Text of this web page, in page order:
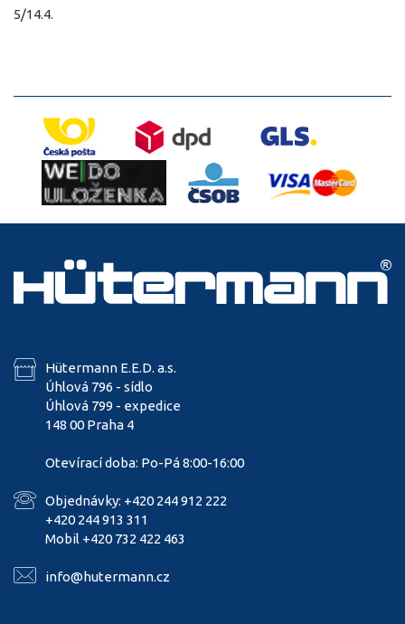
5/14.4.
Hütermann E.E.D. a.s.
Úhlová 796 - sídlo
Úhlová 799 - expedice
148 00 Praha 4
Otevírací doba: Po-Pá 8:00-16:00
Objednávky: +420 244 912 222
+420 244 913 311
Mobil +420 732 422 463
info@hutermann.cz